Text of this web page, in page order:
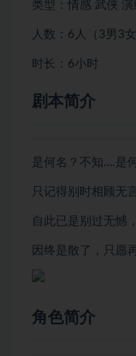
类型：情感 武侠 演
人数：6人（3男3女
时长：6小时
剧本简介
是何名？不知….是
只记得别时相顾无
自此已是别过无憾
因终是散了，只愿
角色简介